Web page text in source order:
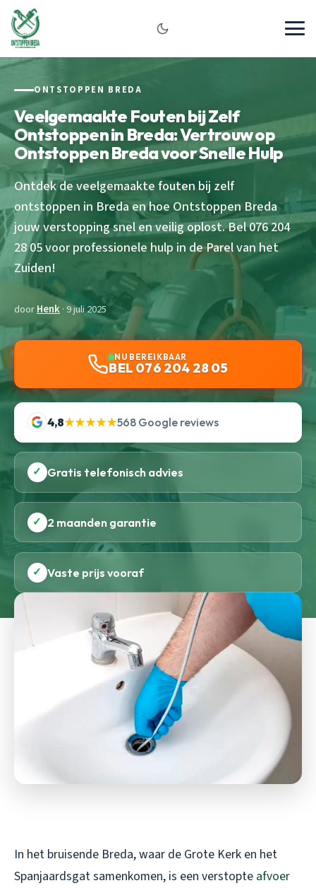
ONTSTOPPEN BREDA
Veelgemaakte Fouten bij Zelf
Ontstoppen in Breda: Vertrouw op
Ontstoppen Breda voor Snelle Hulp
Ontdek de veelgemaakte fouten bij zelf
ontstoppen in Breda en hoe Ontstoppen Breda
jouw verstopping snel en veilig oplost. Bel 076 204
28 05 voor professionele hulp in de Parel van het
Zuiden!
doorHenk· 9 juli 2025
NU BEREIKBAAR
BEL 076 204 28 05
4,8★★★★★568 Google reviews
✓ Gratis telefonisch advies
✓ 2 maanden garantie
✓ Vaste prijs vooraf
In het bruisende Breda, waar de Grote Kerk en het
Spanjaardsgat samenkomen, is een verstopte afvoer